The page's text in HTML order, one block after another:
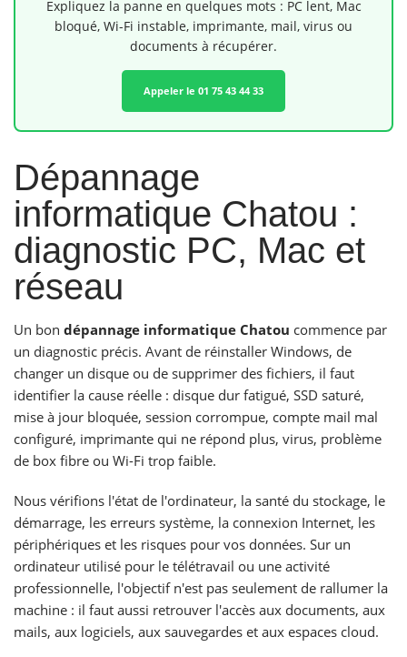
Expliquez la panne en quelques mots : PC lent, Mac
bloqué, Wi-Fi instable, imprimante, mail, virus ou
documents à récupérer.
Appeler le 01 75 43 44 33
Dépannage
informatique Chatou :
diagnostic PC, Mac et
réseau
Un bon dépannage informatique Chatou commence par
un diagnostic précis. Avant de réinstaller Windows, de
changer un disque ou de supprimer des fichiers, il faut
identifier la cause réelle : disque dur fatigué, SSD saturé,
mise à jour bloquée, session corrompue, compte mail mal
configuré, imprimante qui ne répond plus, virus, problème
de box fibre ou Wi-Fi trop faible.
Nous vérifions l'état de l'ordinateur, la santé du stockage, le
démarrage, les erreurs système, la connexion Internet, les
périphériques et les risques pour vos données. Sur un
ordinateur utilisé pour le télétravail ou une activité
professionnelle, l'objectif n'est pas seulement de rallumer la
machine : il faut aussi retrouver l'accès aux documents, aux
mails, aux logiciels, aux sauvegardes et aux espaces cloud.